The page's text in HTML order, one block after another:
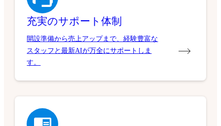
充実のサポート体制
開設準備から売上アップまで、経験豊富な
スタッフと最新AIが万全にサポートしま
す。